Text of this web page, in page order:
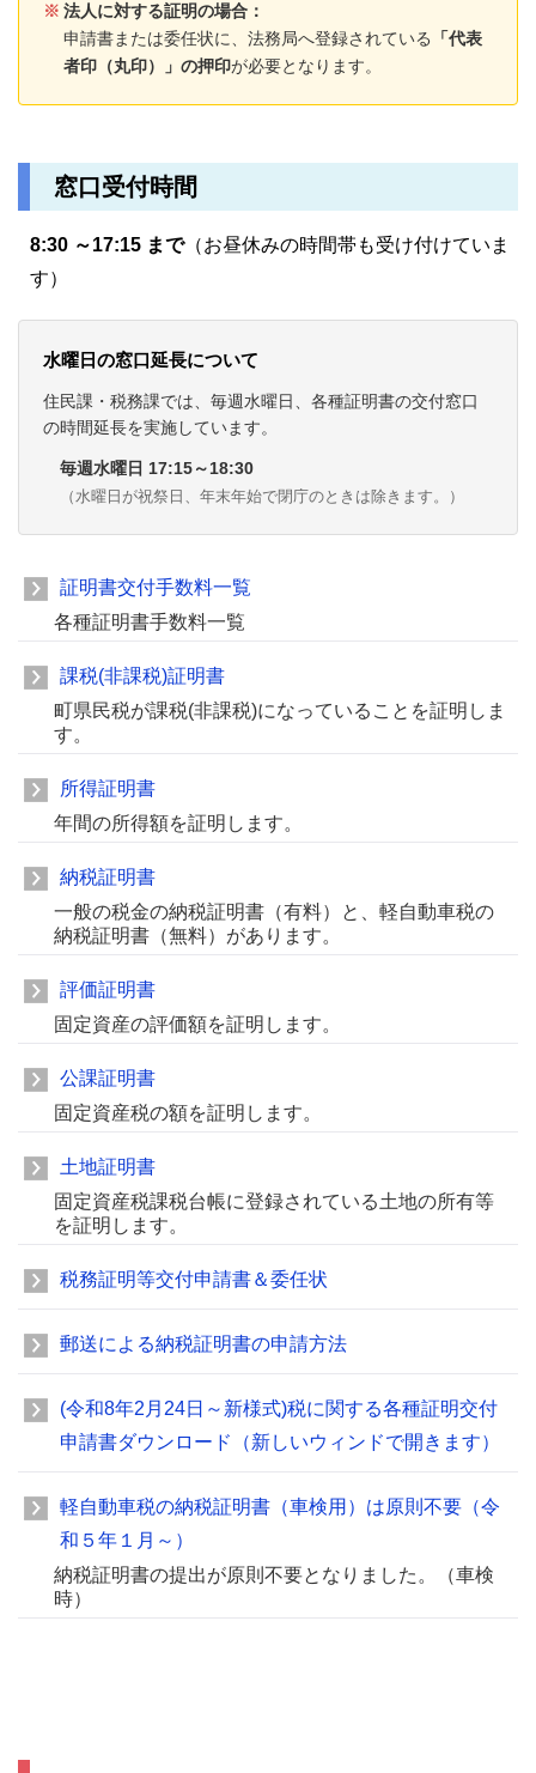
※ 法人に対する証明の場合：
申請書または委任状に、法務局へ登録されている
「代表
者印（丸印）」の押印が必要となります。
窓口受付時間
8:30 ～17:15 まで（お昼休みの時間帯も受け付けていま
す）
水曜日の窓口延長について
住民課・税務課では、毎週水曜日、各種証明書の交付窓口
の時間延長を実施しています。
毎週水曜日 17:15～18:30
（水曜日が祝祭日、年末年始で閉庁のときは除きます。）
証明書交付手数料一覧
各種証明書手数料一覧
課税(非課税)証明書
町県民税が課税(非課税)になっていることを証明しま
す。
所得証明書
年間の所得額を証明します。
納税証明書
一般の税金の納税証明書（有料）と、軽自動車税の
納税証明書（無料）があります。
評価証明書
固定資産の評価額を証明します。
公課証明書
固定資産税の額を証明します。
土地証明書
固定資産税課税台帳に登録されている土地の所有等
を証明します。
税務証明等交付申請書＆委任状
郵送による納税証明書の申請方法
(令和8年2月24日～新様式)税に関する各種証明交付
申請書ダウンロード（新しいウィンドで開きます）
軽自動車税の納税証明書（車検用）は原則不要（令
和５年１月～）
納税証明書の提出が原則不要となりました。（車検
時）